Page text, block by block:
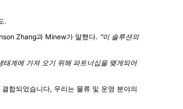
.
Zhang과 Minew가 말했다. “이 솔루션의
계에 가져 오기 위해 파트너십을 맺게되어
합되었습니다, 우리는 물류 및 운영 분야의